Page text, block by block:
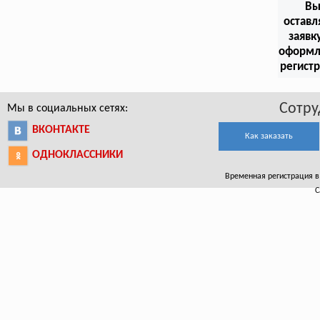
Вы
Мы в социальных сетях:
ВКОНТАКТЕ
ОДНОКЛАССНИКИ
Как заказать
Временная регистрация